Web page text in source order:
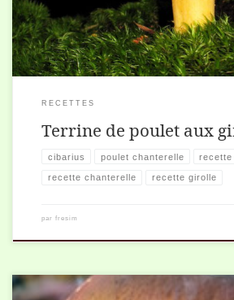
RECETTES
Terrine de poulet aux
cibarius poulet chanterelle recette
recette chanterelle recette girolle
par fresim